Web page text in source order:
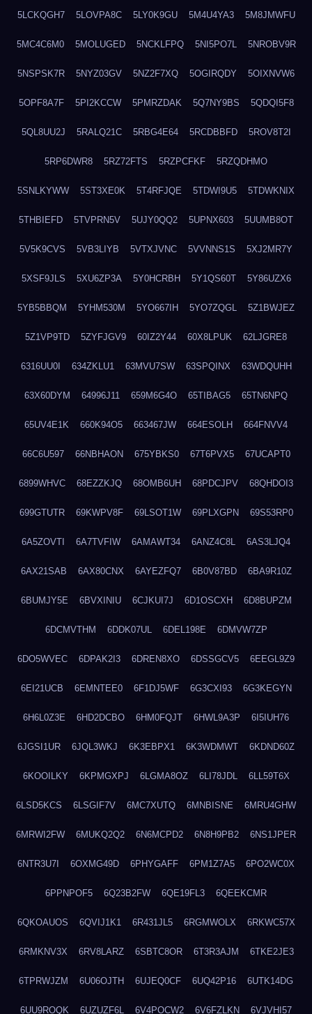
5LCKQGH7 5LOVPA8C 5LY0K9GU 5M4U4YA3 5M8JMWFU
5MC4C6M0 5MOLUGED 5NCKLFPQ 5NI5PO7L 5NROBV9R
5NSPSK7R 5NYZ03GV 5NZ2F7XQ 5OGIRQDY 5OIXNVW6
5OPF8A7F 5PI2KCCW 5PMRZDAK 5Q7NY9BS 5QDQI5F8
5QL8UU2J 5RALQ21C 5RBG4E64 5RCDBBFD 5ROV8T2I
5RP6DWR8 5RZ72FTS 5RZPCFKF 5RZQDHMO
5SNLKYWW 5ST3XE0K 5T4RFJQE 5TDWI9U5 5TDWKNIX
5THBIEFD 5TVPRN5V 5UJY0QQ2 5UPNX603 5UUMB8OT
5V5K9CVS 5VB3LIYB 5VTXJVNC 5VVNNS1S 5XJ2MR7Y
5XSF9JLS 5XU6ZP3A 5Y0HCRBH 5Y1QS60T 5Y86UZX6
5YB5BBQM 5YHM530M 5YO667IH 5YO7ZQGL 5Z1BWJEZ
5Z1VP9TD 5ZYFJGV9 60IZ2Y44 60X8LPUK 62LJGRE8
6316UU0I 634ZKLU1 63MVU7SW 63SPQINX 63WDQUHH
63X60DYM 64996J11 659M6G4O 65TIBAG5 65TN6NPQ
65UV4E1K 660K94O5 663467JW 664ESOLH 664FNVV4
66C6U597 66NBHAON 675YBKS0 67T6PVX5 67UCAPT0
6899WHVC 68EZZKJQ 68OMB6UH 68PDCJPV 68QHDOI3
699GTUTR 69KWPV8F 69LSOT1W 69PLXGPN 69S53RP0
6A5ZOVTI 6A7TVFIW 6AMAWT34 6ANZ4C8L 6AS3LJQ4
6AX21SAB 6AX80CNX 6AYEZFQ7 6B0V87BD 6BA9R10Z
6BUMJY5E 6BVXINIU 6CJKUI7J 6D1OSCXH 6D8BUPZM
6DCMVTHM 6DDK07UL 6DEL198E 6DMVW7ZP
6DO5WVEC 6DPAK2I3 6DREN8XO 6DSSGCV5 6EEGL9Z9
6EI21UCB 6EMNTEE0 6F1DJ5WF 6G3CXI93 6G3KEGYN
6H6L0Z3E 6HD2DCBO 6HM0FQJT 6HWL9A3P 6I5IUH76
6JGSI1UR 6JQL3WKJ 6K3EBPX1 6K3WDMWT 6KDND60Z
6KOOILKY 6KPMGXPJ 6LGMA8OZ 6LI78JDL 6LL59T6X
6LSD5KCS 6LSGIF7V 6MC7XUTQ 6MNBISNE 6MRU4GHW
6MRWI2FW 6MUKQ2Q2 6N6MCPD2 6N8H9PB2 6NS1JPER
6NTR3U7I 6OXMG49D 6PHYGAFF 6PM1Z7A5 6PO2WC0X
6PPNPOF5 6Q23B2FW 6QE19FL3 6QEEKCMR
6QKOAUOS 6QVIJ1K1 6R431JL5 6RGMWOLX 6RKWC57X
6RMKNV3X 6RV8LARZ 6SBTC8OR 6T3R3AJM 6TKE2JE3
6TPRWJZM 6U06OJTH 6UJEQ0CF 6UQ42P16 6UTK14DG
6UU9ROQK 6UZUZF6L 6V4POCW2 6V6FZLKN 6VJVHI57